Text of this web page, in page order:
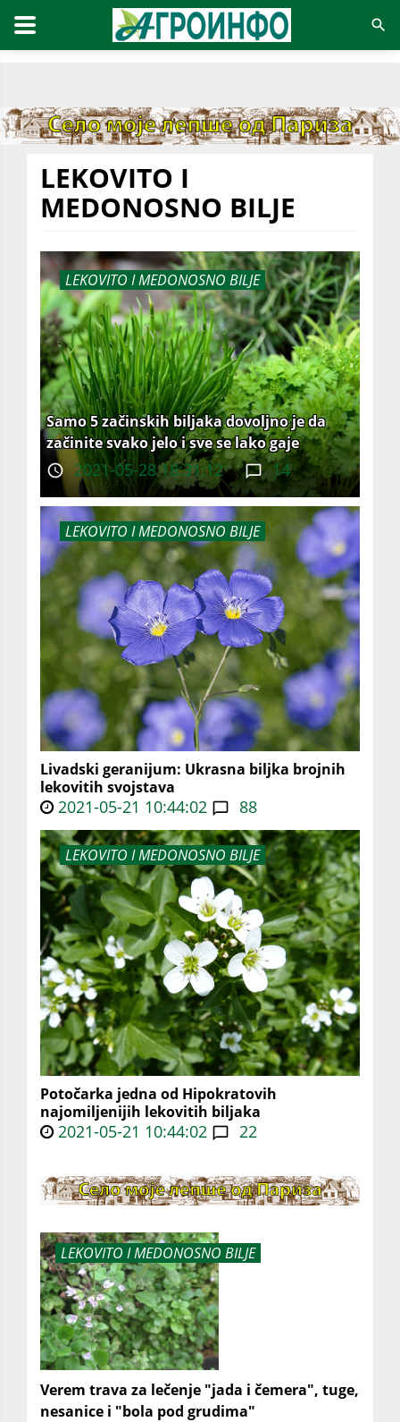
LEKOVITO I
MEDONOSNO BILJE
LEKOVITO I MEDONOSNO BILJE
Samo 5 začinskih biljaka dovoljno je da
začinite svako jelo i sve se lako gaje
2021-05-28 18:31:12 14
LEKOVITO I MEDONOSNO BILJE
Livadski geranijum: Ukrasna biljka brojnih
lekovitih svojstava
2021-05-21 10:44:02 88
LEKOVITO I MEDONOSNO BILJE
Potočarka jedna od Hipokratovih
najomiljenijih lekovitih biljaka
2021-05-21 10:44:02 22
LEKOVITO I MEDONOSNO BILJE
Verem trava za lečenje "jada i čemera", tuge,
nesanice i "bola pod grudima"